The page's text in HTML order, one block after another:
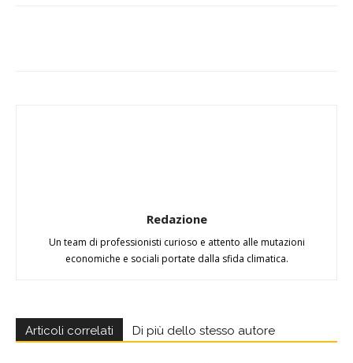
Redazione
Un team di professionisti curioso e attento alle mutazioni
economiche e sociali portate dalla sfida climatica.
Articoli correlati Di più dello stesso autore